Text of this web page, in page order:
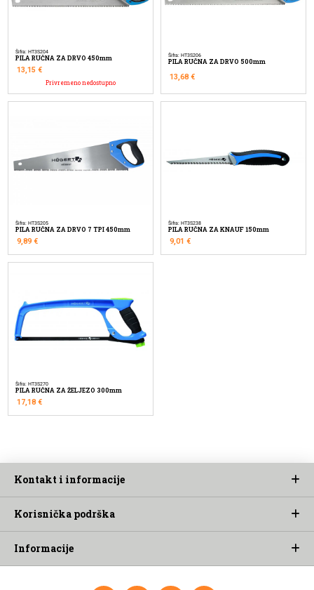
Šifra: HT3S204
PILA RUČNA ZA DRVO 450mm
13,15 €
Privremeno nedostupno
Šifra: HT3S206
PILA RUČNA ZA DRVO 500mm
13,68 €
Šifra: HT3S205
PILA RUČNA ZA DRVO 7 TPI 450mm
9,89€
Šifra: HT3S238
PILA RUČNA ZA KNAUF 150mm
9,01 €
Šifra: HT3S270
PILA RUČNA ZA ŽELJEZO 300mm
17,18 €
Kontakt i informacije
Korisnička podrška
Informacije